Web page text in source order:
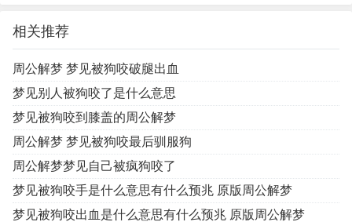
相关推荐
周公解梦 梦见被狗咬破腿出血
梦见别人被狗咬了是什么意思
梦见被狗咬到膝盖的周公解梦
周公解梦 梦见被狗咬最后驯服狗
周公解梦梦见自己被疯狗咬了
梦见被狗咬手是什么意思有什么预兆 原版周公解梦
梦见被狗咬出血是什么意思有什么预兆 原版周公解梦